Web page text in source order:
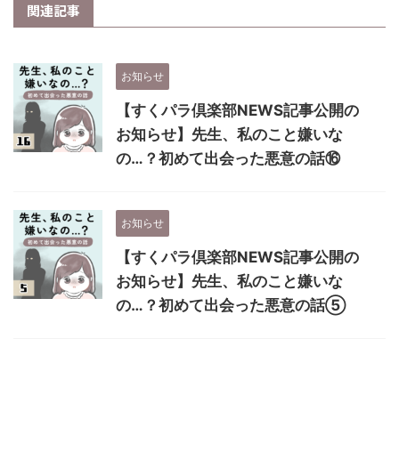
関連記事
お知らせ
【すくパラ倶楽部NEWS記事公開の
お知らせ】先生、私のこと嫌いな
の…？初めて出会った悪意の話⑯
お知らせ
【すくパラ倶楽部NEWS記事公開の
お知らせ】先生、私のこと嫌いな
の…？初めて出会った悪意の話⑤